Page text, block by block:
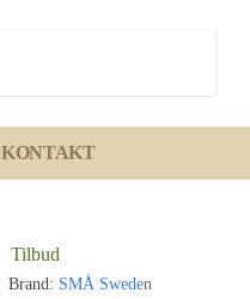
KONTAKT
Tilbud
Brand: SMÅ Sweden